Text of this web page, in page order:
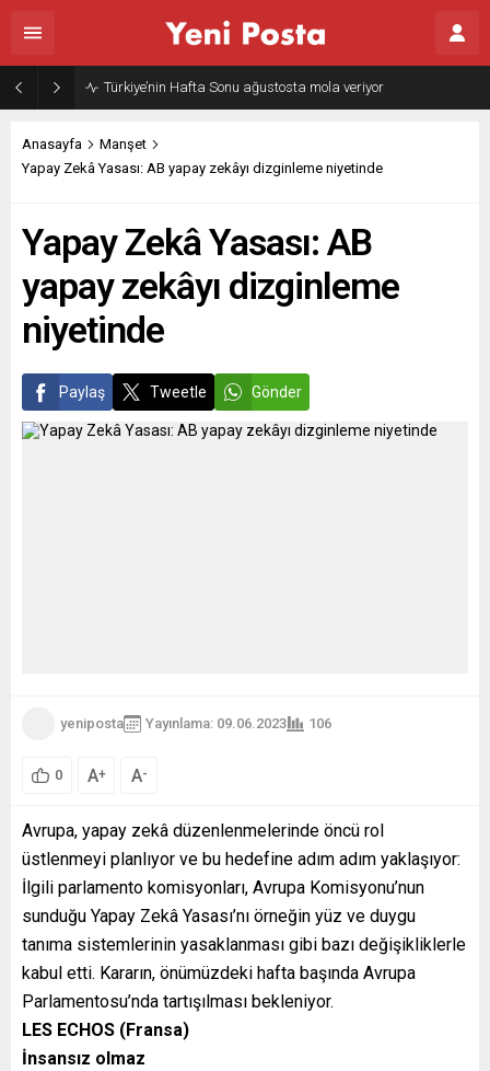
Gazze’nin geleceği: Teknokratik kontrol mü, kolonializm mi?
Anasayfa
Manşet
Yapay Zekâ Yasası: AB yapay zekâyı dizginleme niyetinde
Yapay Zekâ Yasası: AB
yapay zekâyı dizginleme
niyetinde
Paylaş Tweetle Gönder
yeniposta Yayınlama: 09.06.2023 106
0 A+ A-
Avrupa, yapay zekâ düzenlenmelerinde öncü rol
üstlenmeyi planlıyor ve bu hedefine adım adım yaklaşıyor:
İlgili parlamento komisyonları, Avrupa Komisyonu’nun
sunduğu Yapay Zekâ Yasası’nı örneğin yüz ve duygu
tanıma sistemlerinin yasaklanması gibi bazı değişikliklerle
kabul etti. Kararın, önümüzdeki hafta başında Avrupa
Parlamentosu’nda tartışılması bekleniyor.
LES ECHOS (Fransa)
İnsansız olmaz